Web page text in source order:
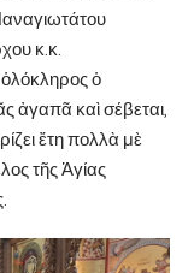
κ.κ.
ὁ
ἀγαπᾶ καὶ σέβεται,
ἔτη πολλὰ μὲ
τῆς Ἁγίας